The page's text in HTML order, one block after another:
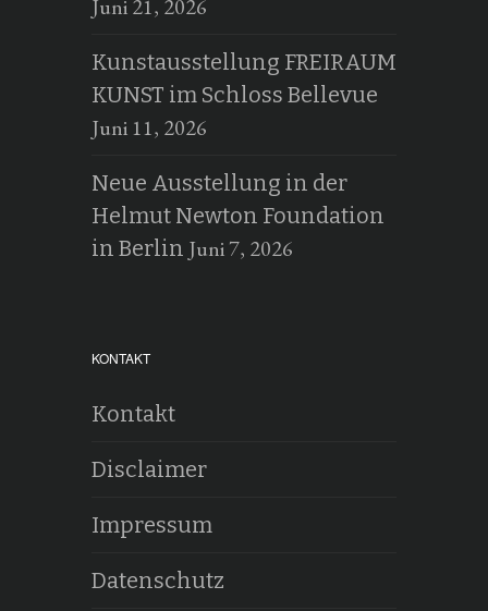
Juni 21, 2026
Kunstausstellung FREIRAUM
KUNST im Schloss Bellevue
Juni 11, 2026
Neue Ausstellung in der
Helmut Newton Foundation
in Berlin Juni 7, 2026
KONTAKT
Kontakt
Disclaimer
Impressum
Datenschutz